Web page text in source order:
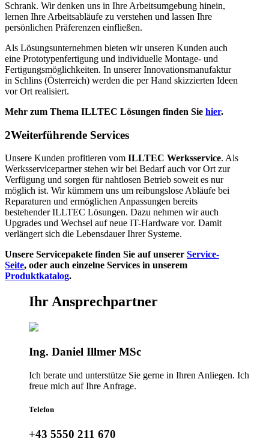
Schrank. Wir denken uns in Ihre Arbeitsumgebung hinein,
lernen Ihre Arbeitsabläufe zu verstehen und lassen Ihre
persönlichen Präferenzen einfließen.
Als Lösungsunternehmen bieten wir unseren Kunden auch
eine Prototypenfertigung und individuelle Montage- und
Fertigungsmöglichkeiten. In unserer Innovationsmanufaktur
in Schlins (Österreich) werden die per Hand skizzierten Ideen
vor Ort realisiert.
Mehr zum Thema ILLTEC Lösungen finden Sie hier.
2Weiterführende Services
Unsere Kunden profitieren vom ILLTEC Werksservice. Als
Werksservicepartner stehen wir bei Bedarf auch vor Ort zur
Verfügung und sorgen für nahtlosen Betrieb soweit es nur
möglich ist. Wir kümmern uns um reibungslose Abläufe bei
Reparaturen und ermöglichen Anpassungen bereits
bestehender ILLTEC Lösungen. Dazu nehmen wir auch
Upgrades und Wechsel auf neue IT-Hardware vor. Damit
verlängert sich die LebensdauerIhrer Systeme.
Unsere Servicepakete finden Sie auf unserer Service-
Seite, oder auch einzelne Services in unserem
Produktkatalog.
Ihr Ansprechpartner
Ing. Daniel Illmer MSc
Ich berate und unterstütze Sie gerne in Ihren Anliegen. Ich
freue mich auf Ihre Anfrage.
Telefon
+43 5550 211 670